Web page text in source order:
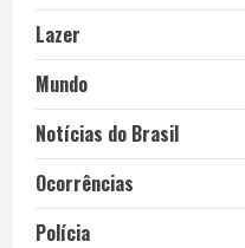
Lazer
Mundo
Notícias do Brasil
Ocorrências
Polícia